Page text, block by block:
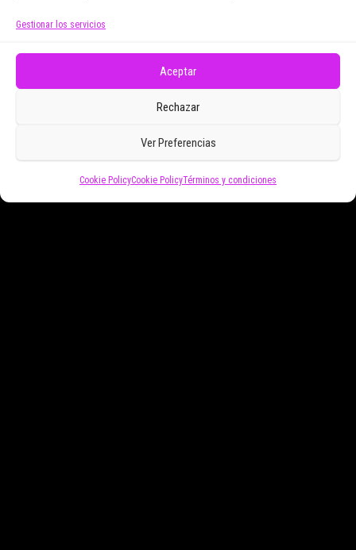
Gestionar los servicios
Aceptar
Rechazar
Ver Preferencias
Cookie PolicyCookie PolicyTérminos y condiciones
electrónicos promocionales de Zoomdestinos.es
Funciona gracias aWordPress |Tema:Envo Magazine